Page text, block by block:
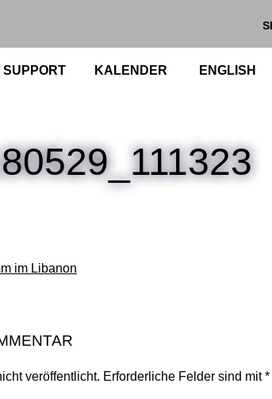
SUPPORT KALENDER ENGLISH
im Libanon
veröffentlicht. Erforderliche Felder sind mit*